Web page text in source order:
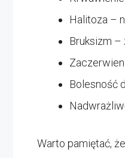
Halitoza –
Bruksizm –
Bolesność
Warto pamiętać,